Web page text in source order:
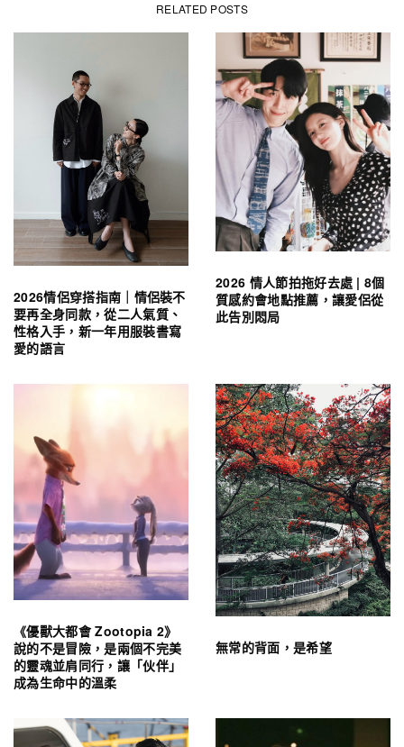
RELATED POSTS
2026情侶穿搭指南｜情侶裝不
要再全身同款，從二人氣質、
性格入手，新一年用服裝書寫
愛的語言
2026 情人節拍拖好去處 | 8個
質感約會地點推薦，讓愛侶從
此告別悶局
《優獸大都會 Zootopia 2》
說的不是冒險，是兩個不完美
的靈魂並肩同行，讓「伙伴」
成為生命中的溫柔
無常的背面，是希望